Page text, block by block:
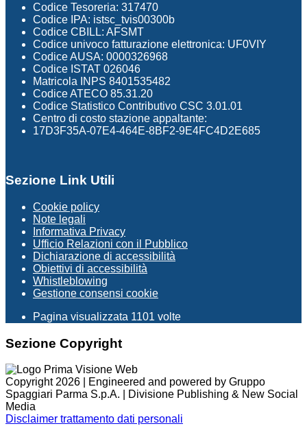
Codice Tesoreria: 317470
Codice IPA: istsc_tvis00300b
Codice CBILL: AFSMT
Codice univoco fatturazione elettronica: UF0VIY
Codice AUSA: 0000326968
Codice ISTAT 026046
Matricola INPS 8401535482
Codice ATECO 85.31.20
Codice Statistico Contributivo CSC 3.01.01
Centro di costo stazione appaltante:
17D3F35A-07E4-464E-8BF2-9E4FC4D2E685
Sezione Link Utili
Cookie policy
Note legali
Informativa Privacy
Ufficio Relazioni con il Pubblico
Dichiarazione di accessibilità
Obiettivi di accessibilità
Whistleblowing
Gestione consensi cookie
Pagina visualizzata 1101 volte
Sezione Copyright
Copyright 2026 | Engineered and powered by Gruppo
Spaggiari Parma S.p.A. | Divisione Publishing & New Social
Media
Disclaimer trattamento dati personali